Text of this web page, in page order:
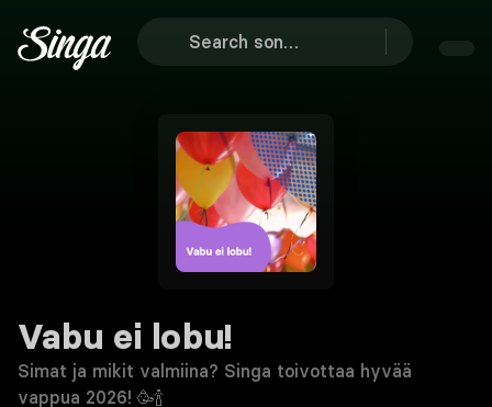
Vabu ei lobu!
Simat ja mikit valmiina? Singa toivottaa hyvää
vappua 2026! 🥳🍾